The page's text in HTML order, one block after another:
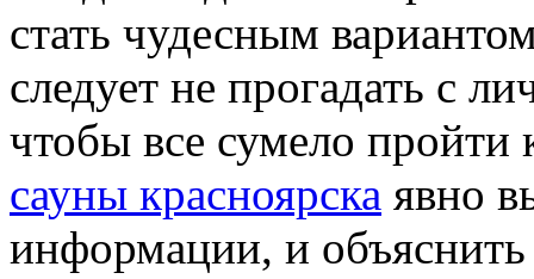
стать чудесным
следует не прогадать с
чтобы все сумело
сауны красноярска явно
информации, и